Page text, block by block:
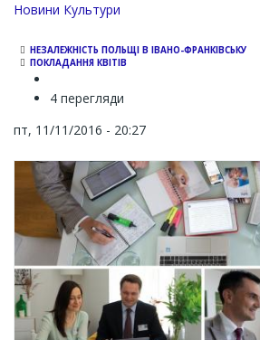
Новини Культури
НЕЗАЛЕЖНІСТЬ ПОЛЬЩІ В ІВАНО-ФРАНКІВСЬКУ
ПОКЛАДАННЯ КВІТІВ
4 перегляди
пт, 11/11/2016 - 20:27